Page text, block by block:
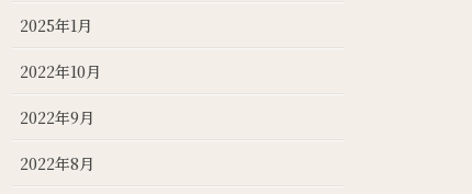
2025年1月
2022年10月
2022年9月
2022年8月